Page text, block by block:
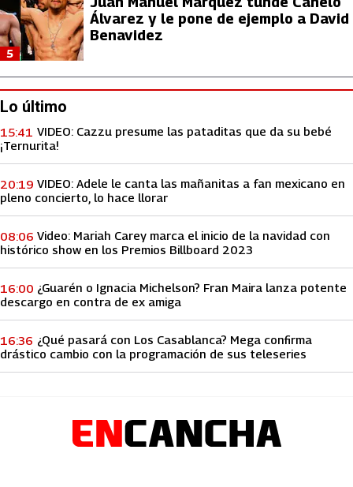
Álvarez y le pone de ejemplo a David
Benavidez
5
Lo último
VIDEO: Cazzu presume las pataditas que da su bebé
¡Ternurita!
15:41
VIDEO: Adele le canta las mañanitas a fan mexicano en
pleno concierto, lo hace llorar
20:19
Video: Mariah Carey marca el inicio de la navidad con
histórico show en los Premios Billboard 2023
08:06
¿Guarén o Ignacia Michelson? Fran Maira lanza potente
descargo en contra de ex amiga
16:00
¿Qué pasará con Los Casablanca? Mega confirma
drástico cambio con la programación de sus teleseries
16:36